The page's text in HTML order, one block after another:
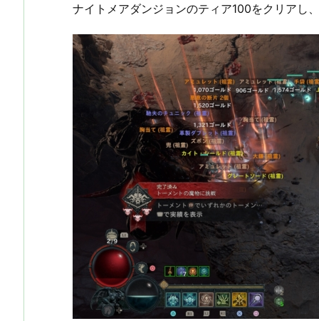
ナイトメアダンジョンのティア100をクリアし、